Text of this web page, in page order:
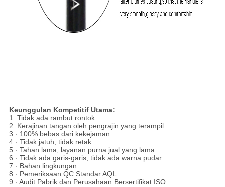
Keunggulan Kompetitif Utama:
1. Tidak ada rambut rontok
2. Kerajinan tangan oleh pengrajin yang terampil
3 · 100% bebas dari kekejaman
4 · Tidak jatuh, tidak retak
5 · Tahan lama, layanan purna jual yang lama
6 · Tidak ada garis-garis, tidak ada warna pudar
7 · Bahan lingkungan
8 · Pemeriksaan QC Standar AQL
9 · Audit Pabrik dan Perusahaan Bersertifikat ISO